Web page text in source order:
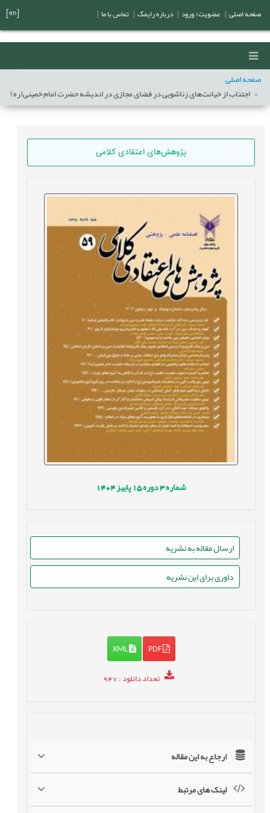
صفحه اصلی
اجتناب از خیانت‌های زناشویی در فضای مجازی در اندیشه حضرت امام خمینی(ره)
پژوهش‌های اعتقادی کلامی
شماره3 دوره15 پاییز1404
ارسال مقاله به نشریه
داوری برای این نشریه
PDF
XML
تعداد دانلود: 947
ارجاع به این مقاله
لینک های مرتبط
صفحه اصلی عضویت/ ورود درباره رایمگ تماس با ما